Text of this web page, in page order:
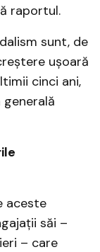
raportul.
sunt, de
ușoară
cinci ani,
aceste
săi –
– care